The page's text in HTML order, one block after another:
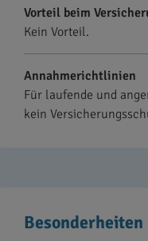
Vorteil beim
Kein Vorteil.
Annahmerichtlinien
Für laufende und
kein
Besonderheiten